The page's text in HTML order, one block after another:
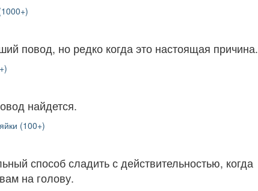
повод, но редко когда это настоящая причина.
найдется.
(100+)
способ сладить с действительностью, когда
на голову.